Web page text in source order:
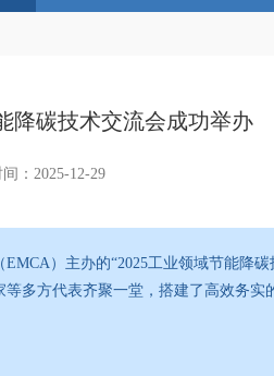
降碳技术交流会成功举办
间：2025-12-29
）主办的“2025工业领域节能降
多方代表齐聚一堂，搭建了高效务实